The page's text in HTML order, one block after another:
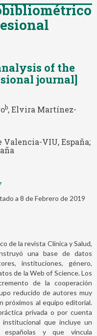
of the
journal]
b, Elvira Martínez-
VIU, España;
a 8 de Febrero de 2019
de la revista Clínica y Salud,
una base de datos
instituciones, género,
de la Web of Science. Los
de la cooperación
reducido de autores muy
próximos al equipo editorial.
privada o por cuenta
que incluye un
españolas y que vincula